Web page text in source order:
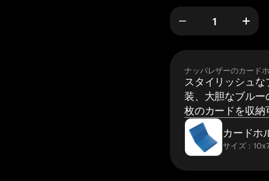
ナッパレザーのカード
スタイリッシュ
装、大胆なブルー
枚のカードを収納
カードホ
サイズ：